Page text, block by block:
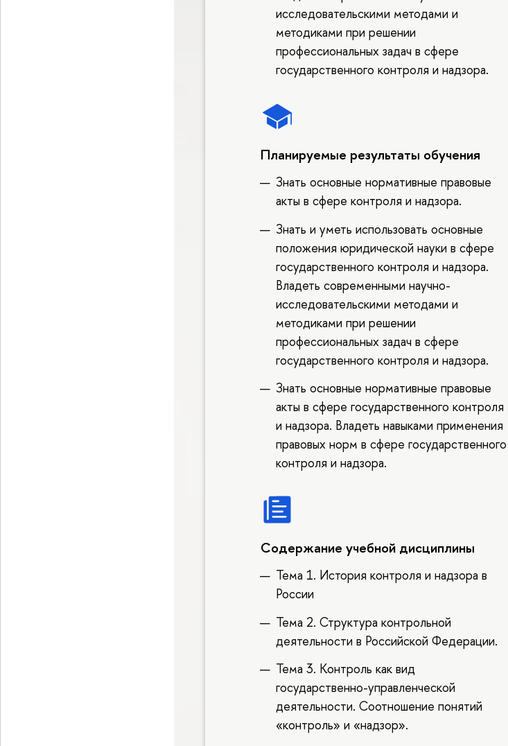
исследовательскими методами и
методиками при решении
профессиональных задач в сфере
государственного контроля и надзора.
Планируемые результаты обучения
Знать основные нормативные правовые
акты в сфере контроля и надзора.
Знать и уметь использовать основные
положения юридической науки в сфере
государственного контроля и надзора.
Владеть современными научно-
исследовательскими методами и
методиками при решении
профессиональных задач в сфере
государственного контроля и надзора.
Знать основные нормативные правовые
акты в сфере государственного контроля
и надзора. Владеть навыками применения
правовых норм в сфере государственного
контроля и надзора.
Содержание учебной дисциплины
Тема 1. История контроля и надзора в
России
Тема 2. Структура контрольной
деятельности в Российской Федерации.
Тема 3. Контроль как вид
государственно-управленческой
деятельности. Соотношение понятий
«контроль» и «надзор».